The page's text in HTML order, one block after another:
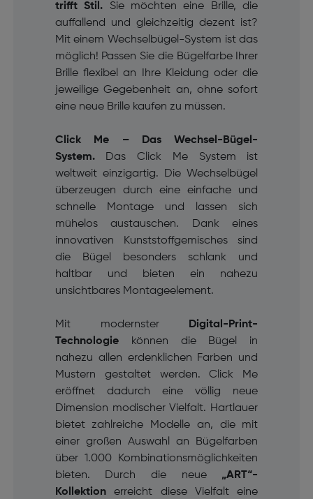
trifft Stil. Sie möchten eine Brille, die
auffallend und gleichzeitig dezent ist?
Mit einem Wechselbügel-System ist das
möglich! Passen Sie die Bügelfarbe Ihrer
Brille flexibel an Ihre Kleidung oder die
jeweilige Gegebenheit an, ohne sofort
eine neue Brille kaufen zu müssen.
Click Me – Das Wechsel-Bügel-
System. Das Click Me System ist
weltweit einzigartig. Die Wechselbügel
überzeugen durch eine einfache und
schnelle Montage und lassen sich
mühelos austauschen. Dank eines
innovativen Kunststoffgemisches sind
die Bügel besonders schlank und
haltbar und bieten ein nahezu
unsichtbares Montageelement.
Mit modernster Digital-Print-
Technologiekönnen die Bügel in
nahezu allen erdenklichen Farben und
Mustern gestaltet werden. Click Me
eröffnet dadurch eine völlig neue
Dimension modischer Vielfalt. Hartlauer
bietet zahlreiche Modelle an, die mit
einer großen Auswahl an Bügelfarben
über 1.000 Kombinationsmöglichkeiten
bieten. Durch die neue „ART“-
Kollektionerreicht diese Vielfalt eine